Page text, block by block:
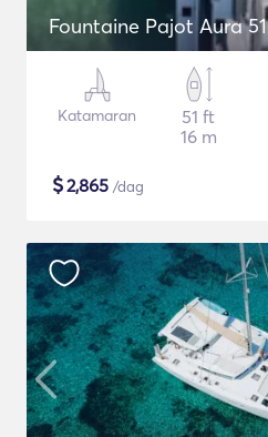
Fountaine Pajot Aura 51
Katamaran
51 ft
16 m
$2,865 /dag